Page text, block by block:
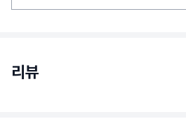
리뷰